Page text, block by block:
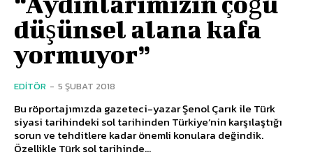
düşünsel alana kafa
yormuyor”
EDITÖR - 5 ŞUBAT 2018
Bu röportajımızda gazeteci-yazar Şenol Çarık ile Türk
siyasi tarihindeki sol tarihinden Türkiye’nin karşılaştığı
sorun ve tehditlere kadar önemli konulara değindik.
Özellikle Türk sol tarihinde...